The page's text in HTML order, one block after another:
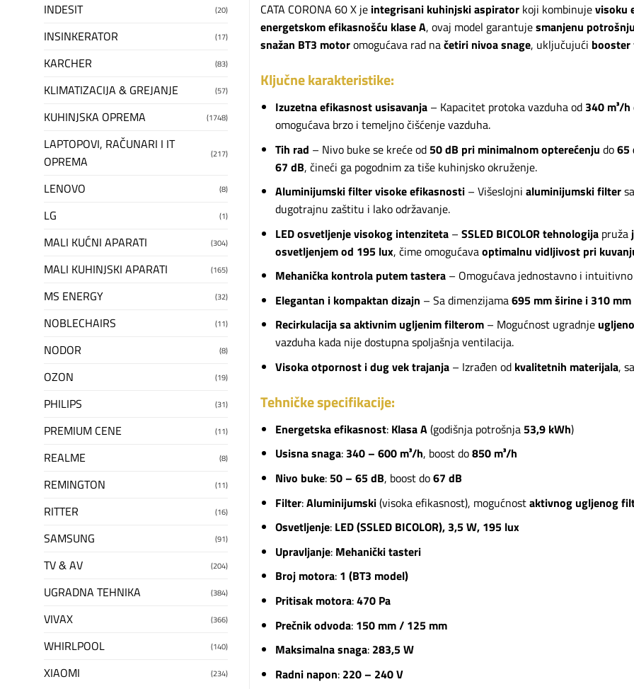
INDESIT (20)
INSINKERATOR (17)
KARCHER (83)
KLIMATIZACIJA & GREJANJE (57)
KUHINJSKA OPREMA (1748)
LAPTOPOVI, RAČUNARI I IT
OPREMA
(217)
LENOVO (8)
LG (1)
MALI KUĆNI APARATI (304)
MALI KUHINJSKI APARATI (165)
MS ENERGY (32)
NOBLECHAIRS (11)
NODOR (8)
OZON (19)
PHILIPS (31)
PREMIUM CENE (11)
REALME (8)
REMINGTON (11)
RITTER (16)
SAMSUNG (91)
TV & AV (204)
UGRADNA TEHNIKA (384)
VIVAX (366)
WHIRLPOOL (140)
XIAOMI (234)
CATA CORONA 60 X je integrisani kuhinjski aspirator koji kombinujevisoku
energetskom efikasnošću klase A, ovaj model garantujesmanjenu
snažan BT3 motoromogućava rad načetiri nivoa snage, uključujući
Ključne karakteristike:
Izuzetna efikasnost usisavanja– Kapacitet protoka vazduha od 340 m³/
omogućava brzo i temeljno čišćenje vazduha.
Tih rad – Nivo buke se kreće od50 dB pri minimalnom opterećenju do65
67 dB, čineći ga pogodnim za tiše kuhinjsko okruženje.
Aluminijumski filter visoke efikasnosti– Višeslojni aluminijumski filter
dugotrajnu zaštitu i lako održavanje.
LED osvetljenje visokog intenziteta– SSLED BICOLOR tehnologijapruža
osvetljenjem od 195 lux, čime omogućavaoptimalnu vidljivost pri
Mehanička kontrola putem tastera– Omogućava jednostavno i intuitivno
Elegantan i kompaktan dizajn – Sa dimenzijama695 mm širine i 310
Recirkulacija sa aktivnim ugljenim filterom– Mogućnost ugradnje
vazduha kada nije dostupna spoljašnja ventilacija.
Visoka otpornost i dug vek trajanja– Izrađen od kvalitetnih materijala,
Tehničke specifikacije:
Energetska efikasnost: Klasa A(godišnja potrošnja53,9 kWh)
Usisna snaga: 340 – 600 m³/h, boost do850 m³/h
Nivo buke:50 – 65 dB, boost do67 dB
Filter:Aluminijumski(visoka efikasnost), mogućnostaktivnog ugljenog
Osvetljenje: LED (SSLED BICOLOR), 3,5 W, 195 lux
Upravljanje: Mehanički tasteri
Broj motora: 1 (BT3 model)
Pritisak motora:470 Pa
Prečnik odvoda: 150 mm / 125 mm
Maksimalna snaga: 283,5 W
Radni napon: 220 – 240 V